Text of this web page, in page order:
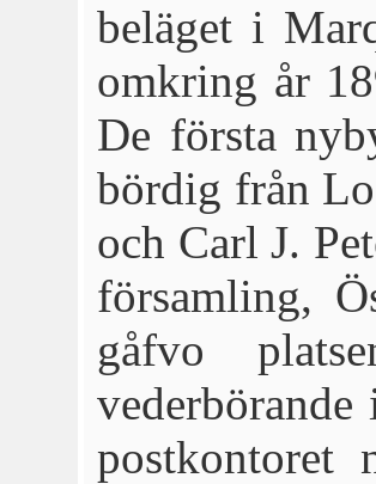
beläget i
omkring år
De första
bördig från
och Carl J.
församling,
gåfvo
postkontoret